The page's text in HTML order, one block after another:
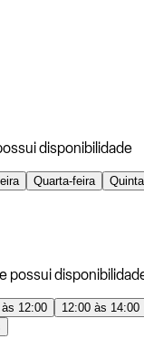
disponibilidade
Quarta-feira
possui
12:00 12:00 às 14:00